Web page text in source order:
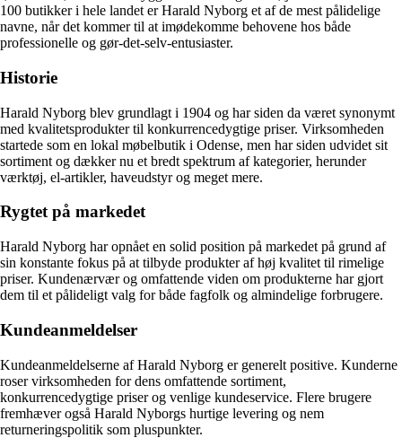
100 butikker i hele landet er Harald Nyborg et af de mest pålidelige
navne, når det kommer til at imødekomme behovene hos både
professionelle og gør-det-selv-entusiaster.
Historie
Harald Nyborg blev grundlagt i 1904 og har siden da været synonymt
med kvalitetsprodukter til konkurrencedygtige priser. Virksomheden
startede som en lokal møbelbutik i Odense, men har siden udvidet sit
sortiment og dækker nu et bredt spektrum af kategorier, herunder
værktøj, el-artikler, haveudstyr og meget mere.
Rygtet på markedet
Harald Nyborg har opnået en solid position på markedet på grund af
sin konstante fokus på at tilbyde produkter af høj kvalitet til rimelige
priser. Kundenærvær og omfattende viden om produkterne har gjort
dem til et pålideligt valg for både fagfolk og almindelige forbrugere.
Kundeanmeldelser
Kundeanmeldelserne af Harald Nyborg er generelt positive. Kunderne
roser virksomheden for dens omfattende sortiment,
konkurrencedygtige priser og venlige kundeservice. Flere brugere
fremhæver også Harald Nyborgs hurtige levering og nem
returneringspolitik som pluspunkter.